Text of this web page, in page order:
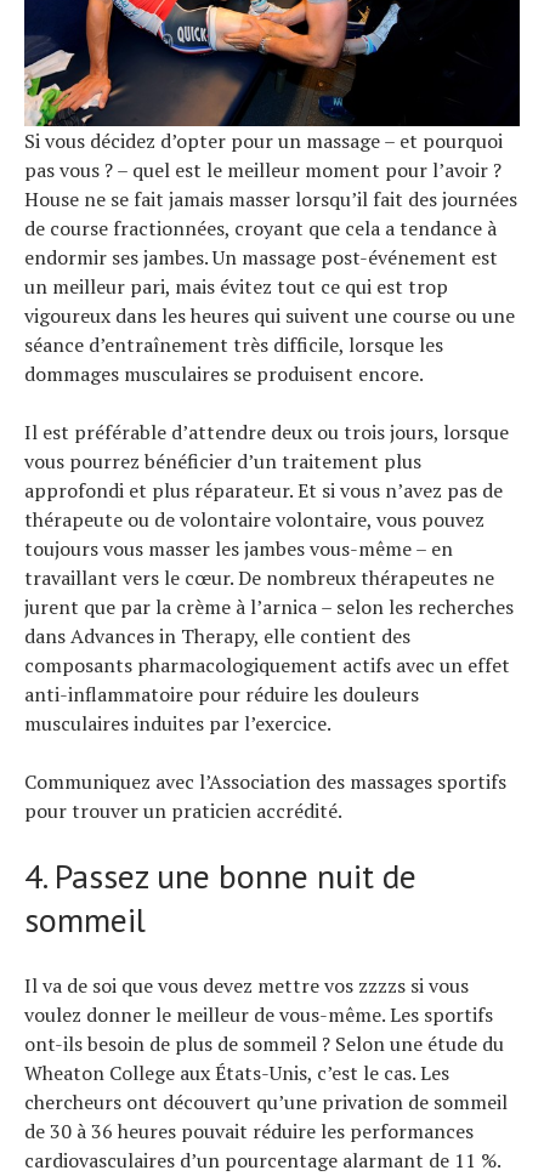
Si vous décidez d’opter pour un massage – et pourquoi
pas vous ? – quel est le meilleur moment pour l’avoir ?
House ne se fait jamais masser lorsqu’il fait des journées
de course fractionnées, croyant que cela a tendance à
endormir ses jambes. Un massage post-événement est
un meilleur pari, mais évitez tout ce qui est trop
vigoureux dans les heures qui suivent une course ou une
séance d’entraînement très difficile, lorsque les
dommages musculaires se produisent encore.
Il est préférable d’attendre deux ou trois jours, lorsque
vous pourrez bénéficier d’un traitement plus
approfondi et plus réparateur. Et si vous n’avez pas de
thérapeute ou de volontaire volontaire, vous pouvez
toujours vous masser les jambes vous-même – en
travaillant vers le cœur. De nombreux thérapeutes ne
jurent que par la crème à l’arnica – selon les recherches
dans Advances in Therapy, elle contient des
composants pharmacologiquement actifs avec un effet
anti-inflammatoire pour réduire les douleurs
musculaires induites par l’exercice.
Communiquez avec l’Association des massages sportifs
pour trouver un praticien accrédité.
4. Passez une bonne nuit de
sommeil
Il va de soi que vous devez mettre vos zzzzs si vous
voulez donner le meilleur de vous-même. Les sportifs
ont-ils besoin de plus de sommeil ? Selon une étude du
Wheaton College aux États-Unis, c’est le cas. Les
chercheurs ont découvert qu’une privation de sommeil
de 30 à 36 heures pouvait réduire les performances
cardiovasculaires d’un pourcentage alarmant de 11 %.